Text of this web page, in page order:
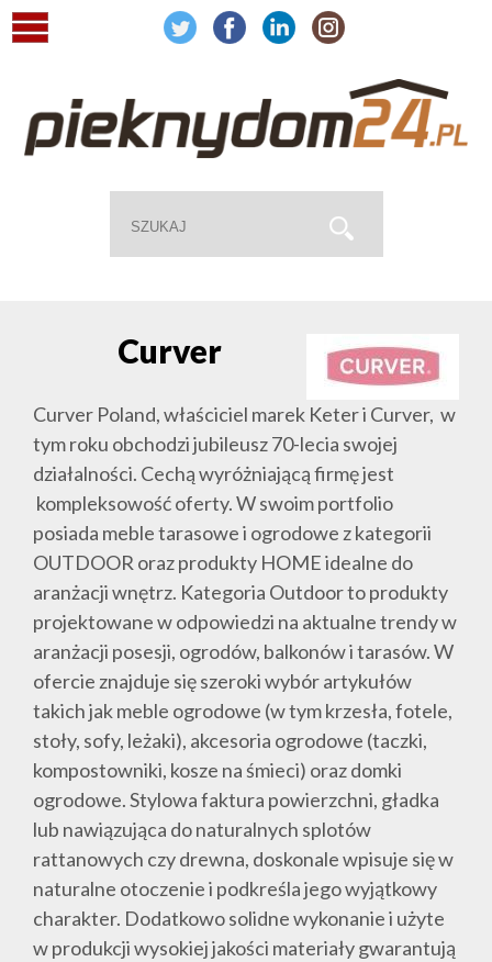
Curver
Curver Poland, właściciel marek Keter i Curver, w
tym roku obchodzi jubileusz 70-lecia swojej
działalności. Cechą wyróżniającą firmę jest
kompleksowość oferty. W swoim portfolio
posiada meble tarasowe i ogrodowe z kategorii
OUTDOOR oraz produkty HOME idealne do
aranżacji wnętrz. Kategoria Outdoor to produkty
projektowane w odpowiedzi na aktualne trendy w
aranżacji posesji, ogrodów, balkonów i tarasów. W
ofercie znajduje się szeroki wybór artykułów
takich jak meble ogrodowe (w tym krzesła, fotele,
stoły, sofy, leżaki), akcesoria ogrodowe (taczki,
kompostowniki, kosze na śmieci) oraz domki
ogrodowe. Stylowa faktura powierzchni, gładka
lub nawiązująca do naturalnych splotów
rattanowych czy drewna, doskonale wpisuje się w
naturalne otoczenie i podkreśla jego wyjątkowy
charakter. Dodatkowo solidne wykonanie i użyte
w produkcji wysokiej jakości materiały gwarantują